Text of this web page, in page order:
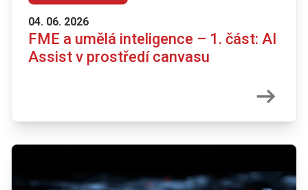
04. 06. 2026
FME a umělá inteligence – 1. část: AI
Assist v prostředí canvasu